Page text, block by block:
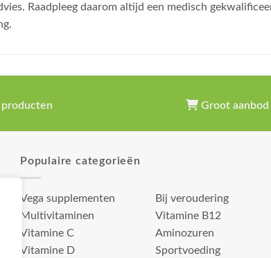
Raadpleeg daarom altijd een medisch
producten Groot
Populaire categorieën
Vega supplementen
Multivitaminen
Vitamine C
Vitamine D
Bij veroudering
Vitamine B12
Aminozuren
Sportvoeding